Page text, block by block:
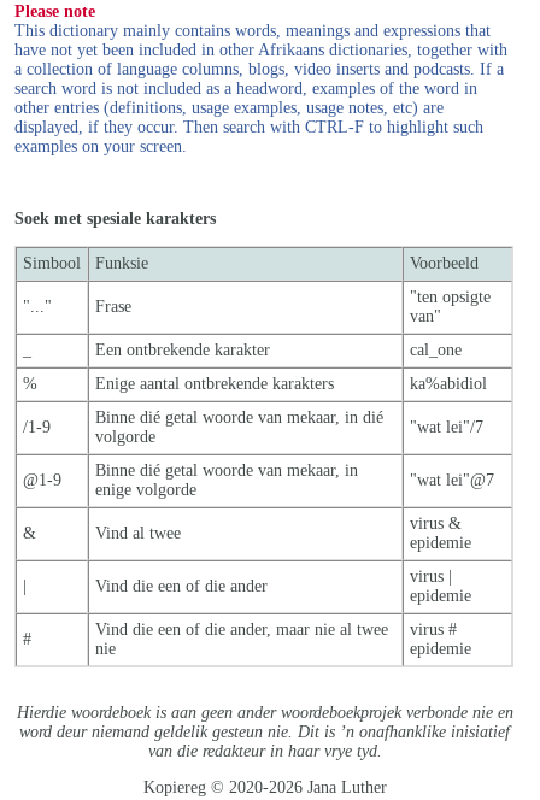
Please note
This dictionary mainly contains words, meanings and expressions that
have not yet been included in other Afrikaans dictionaries, together with
a collection of language columns, blogs, video inserts and podcasts. If a
search word is not included as a headword, examples of the word in
other entries (definitions, usage examples, usage notes, etc) are
displayed, if they occur. Then search with CTRL-F to highlight such
examples on your screen.
Soek met spesiale karakters
Simbool Funksie Voorbeeld
"..." Frase
"ten opsigte
van"
Een ontbrekende karakter
cal_one
%
Enige aantal ontbrekende karakters ka%abidiol
/1-9
Binne dié getal woorde van mekaar, in dié
volgorde
"wat lei"/7
@1-9
Binne dié getal woorde van mekaar, in
enige volgorde
"wat lei"@7
& Vind al twee
virus &
epidemie
Vind die een of die ander
virus |
epidemie
#
Vind die een of die ander, maar nie al twee
nie
virus #
epidemie
Hierdie woordeboek is aan geen ander woordeboekprojek verbonde nie en
word deur niemand geldelik gesteun nie. Dit is ’n onafhanklike inisiatief
van die redakteur in haar vrye tyd.
Kopiereg © 2020-2026 Jana Luther